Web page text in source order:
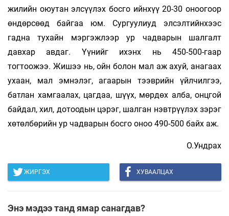
жилийн оюутан элсүүлэх босго ийнхүү 20-30 оноо­гоор
өндөрсөөд байгаа юм. Сургуулиуд эл­сэлтийн­хээс
гадна тухайн мэр­гэж­лээр ур чад­варын шал­галт
давхар авдаг. Үүнийг ихэнх нь 450-500-гаар
тогтоожээ. Жишээ нь, ойн болон мал аж ахуй, анагаах
ухаан, мал эм­нэлэг, агаарын тээв­рийн үйл­чилгээ,
батлан хам­гаалах, цагдаа, шүүх, мөрдөх алба, онц­гой
байдал, хил, дотоодын цэрэг, шалган нэвтрүүлэх зэрэг
хө­төл­бөрийн ур чадварын босго оноо 490-500 байх аж.
О.Ундрах
ЖИРГЭХ ХУВААЛЦАХ
Энэ мэдээ танд ямар санагдав?